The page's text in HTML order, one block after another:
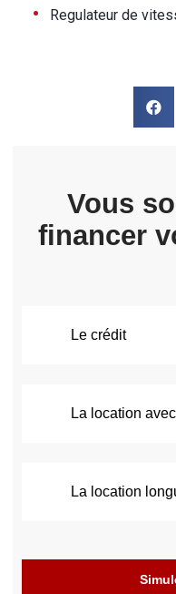
• Regulateur de
Vous
financer
Le crédit
La location
La location